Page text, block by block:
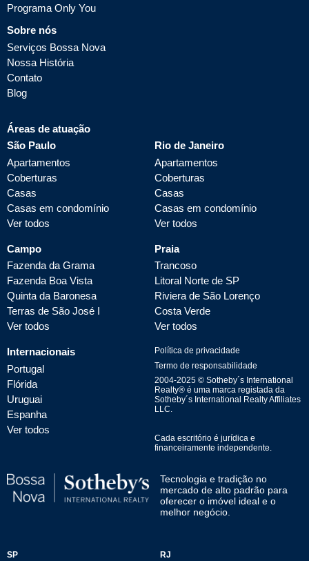
Programa Only You
Sobre nós
Serviços Bossa Nova
Nossa História
Contato
Blog
Áreas de atuação
São Paulo
Apartamentos
Coberturas
Casas
Casas em condomínio
Ver todos
Rio de Janeiro
Apartamentos
Coberturas
Casas
Casas em condomínio
Ver todos
Campo
Fazenda da Grama
Fazenda Boa Vista
Quinta da Baronesa
Terras de São José I
Ver todos
Praia
Trancoso
Litoral Norte de SP
Riviera de São Lorenço
Costa Verde
Ver todos
Internacionais
Portugal
Flórida
Uruguai
Espanha
Ver todos
Política de privacidade
Termo de responsabilidade
2004-2025 © Sotheby´s International
Realty® é uma marca registada da
Sotheby´s International Realty Affiliates
LLC.
Cada escritório é jurídica e
financeiramente independente.
Tecnologia e tradição no
mercado de alto padrão para
oferecer o imóvel ideal e o
melhor negócio.
SP RJ